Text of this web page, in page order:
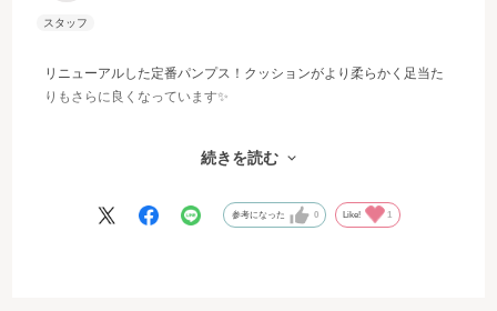
リニューアルした定番パンプス！クッションがより柔らかく足当た
りもさらに良くなっています✨
いつものサイズ感で問題なく履くことができるが、ストッキングの
続きを読む
参考になった 0 Like! 1